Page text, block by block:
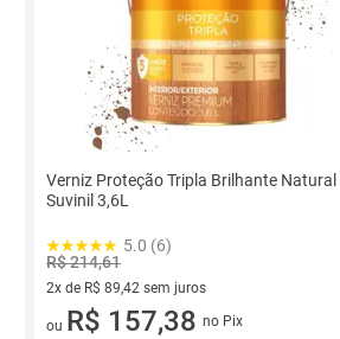
Verniz Proteção Tripla Brilhante Natural
Suvinil 3,6L
5.0 (6)
R$ 214,61
2x de R$ 89,42 sem juros
2 vez de R$ 89,42 sem juros
ou R$ 157,38 no Pix